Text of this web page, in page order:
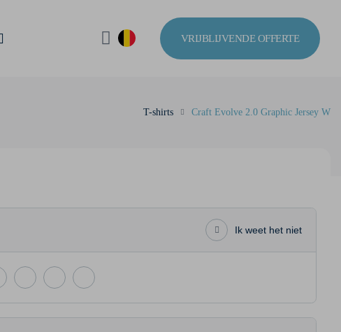
VRIJBLIJVENDE OFFERTE
T-shirts Craft Evolve 2.0 Graphic Jersey W
Ik weet het niet